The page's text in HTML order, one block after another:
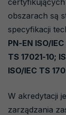
obszarach są
specyfikacji
PN-EN ISO/
TS 17021-10;
ISO/IEC TS
W akredytacji
zarządzania